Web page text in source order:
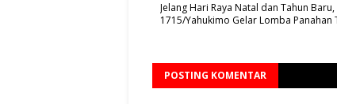
Jelang Hari Raya Natal dan Tahun
1715/Yahukimo Gelar Lomba Panahan
POSTING KOMENTAR